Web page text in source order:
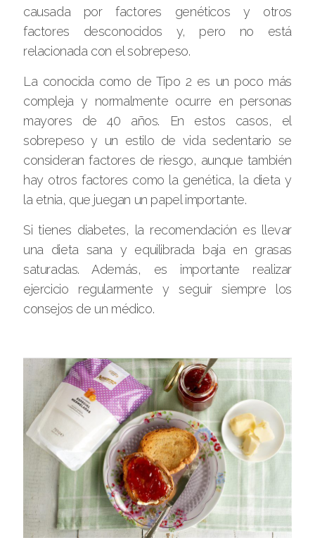
causada por factores genéticos y otros
factores desconocidos y, pero no está
relacionada con el sobrepeso.
La conocida como de Tipo 2 es un poco más
compleja y normalmente ocurre en personas
mayores de 40 años. En estos casos, el
sobrepeso y un estilo de vida sedentario se
consideran factores de riesgo, aunque también
hay otros factores como la genética, la dieta y
la etnia, que juegan un papel importante.
Si tienes diabetes, la recomendación es llevar
una dieta sana y equilibrada baja en grasas
saturadas. Además, es importante realizar
ejercicio regularmente y seguir siempre los
consejos de un médico.